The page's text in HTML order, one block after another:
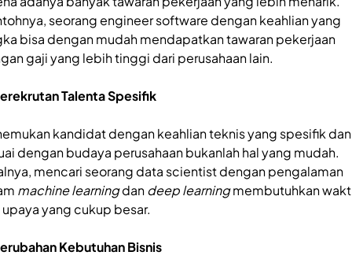
seorang engineer software dengan keahlian yang
bisa dengan mudah mendapatkan tawaran pekerjaan
gaji yang lebih tinggi dari perusahaan lain.
Talenta Spesifik
kandidat dengan keahlian teknis yang spesifik dan
dengan budaya perusahaan bukanlah hal yang mudah.
mencari seorang data scientist dengan pengalaman
machine learningdandeep learningmembutuhkan
yang cukup besar.
Kebutuhan Bisnis